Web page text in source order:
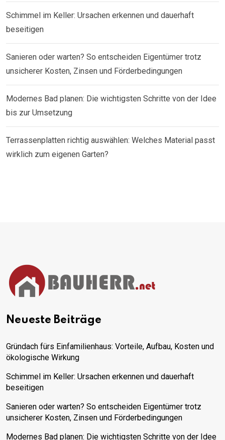
Schimmel im Keller: Ursachen erkennen und dauerhaft
beseitigen
Sanieren oder warten? So entscheiden Eigentümer trotz
unsicherer Kosten, Zinsen und Förderbedingungen
Modernes Bad planen: Die wichtigsten Schritte von der Idee
bis zur Umsetzung
Terrassenplatten richtig auswählen: Welches Material passt
wirklich zum eigenen Garten?
Neueste Beiträge
Gründach fürs Einfamilienhaus: Vorteile, Aufbau, Kosten und
ökologische Wirkung
Schimmel im Keller: Ursachen erkennen und dauerhaft
beseitigen
Sanieren oder warten? So entscheiden Eigentümer trotz
unsicherer Kosten, Zinsen und Förderbedingungen
Modernes Bad planen: Die wichtigsten Schritte von der Idee